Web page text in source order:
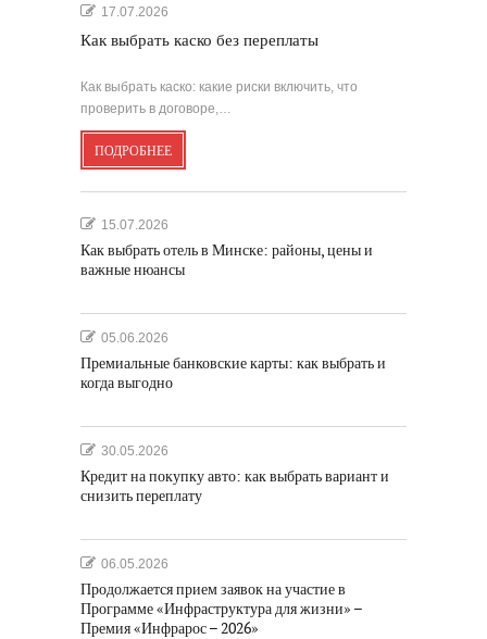
17.07.2026
Как выбрать каско без переплаты
Как выбрать каско: какие риски включить, что
проверить в договоре,…
ПОДРОБНЕЕ
15.07.2026
Как выбрать отель в Минске: районы, цены и
важные нюансы
05.06.2026
Премиальные банковские карты: как выбрать и
когда выгодно
30.05.2026
Кредит на покупку авто: как выбрать вариант и
снизить переплату
06.05.2026
Продолжается прием заявок на участие в
Программе «Инфраструктура для жизни» –
Премия «Инфрарос – 2026»